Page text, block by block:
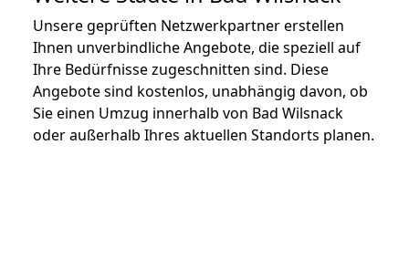
Unsere geprüften Netzwerkpartner erstellen
Ihnen unverbindliche Angebote, die speziell auf
Ihre Bedürfnisse zugeschnitten sind. Diese
Angebote sind kostenlos, unabhängig davon, ob
Sie einen Umzug innerhalb von Bad Wilsnack
oder außerhalb Ihres aktuellen Standorts planen.